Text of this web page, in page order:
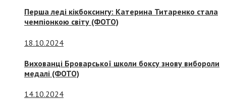
Перша леді кікбоксингу: Катерина Титаренко стала
чемпіонкою світу (ФОТО)
18.10.2024
Вихованці Броварської школи боксу знову вибороли
медалі (ФОТО)
14.10.2024